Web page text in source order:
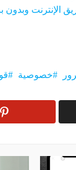
الإنترنت وبدون
خصوصية